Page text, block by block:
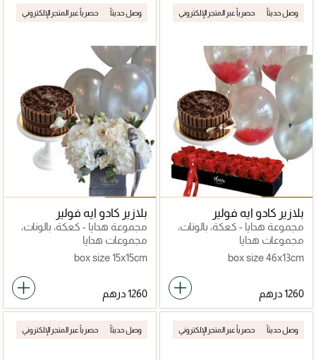
وصل حديثاً حصرياً عبر المتجر الإلكتروني
بلازير كادو ايه فولير
مجموعة هدايا - كعكة، بالونات،
وورود حمراء طازجة
مجموعات هدايا
box size 46x13cm
وصل حديثاً حصرياً عبر المتجر الإلكتروني
بلازير كادو ايه فولير
مجموعة هدايا - كعكة، بالونات،
وزهور بيضاء بالكامل
مجموعات هدايا
box size 15x15cm
وصل حديثاً حصرياً عبر المتجر الإلكتروني وصل حديثاً حصرياً عبر المتجر الإلكتروني